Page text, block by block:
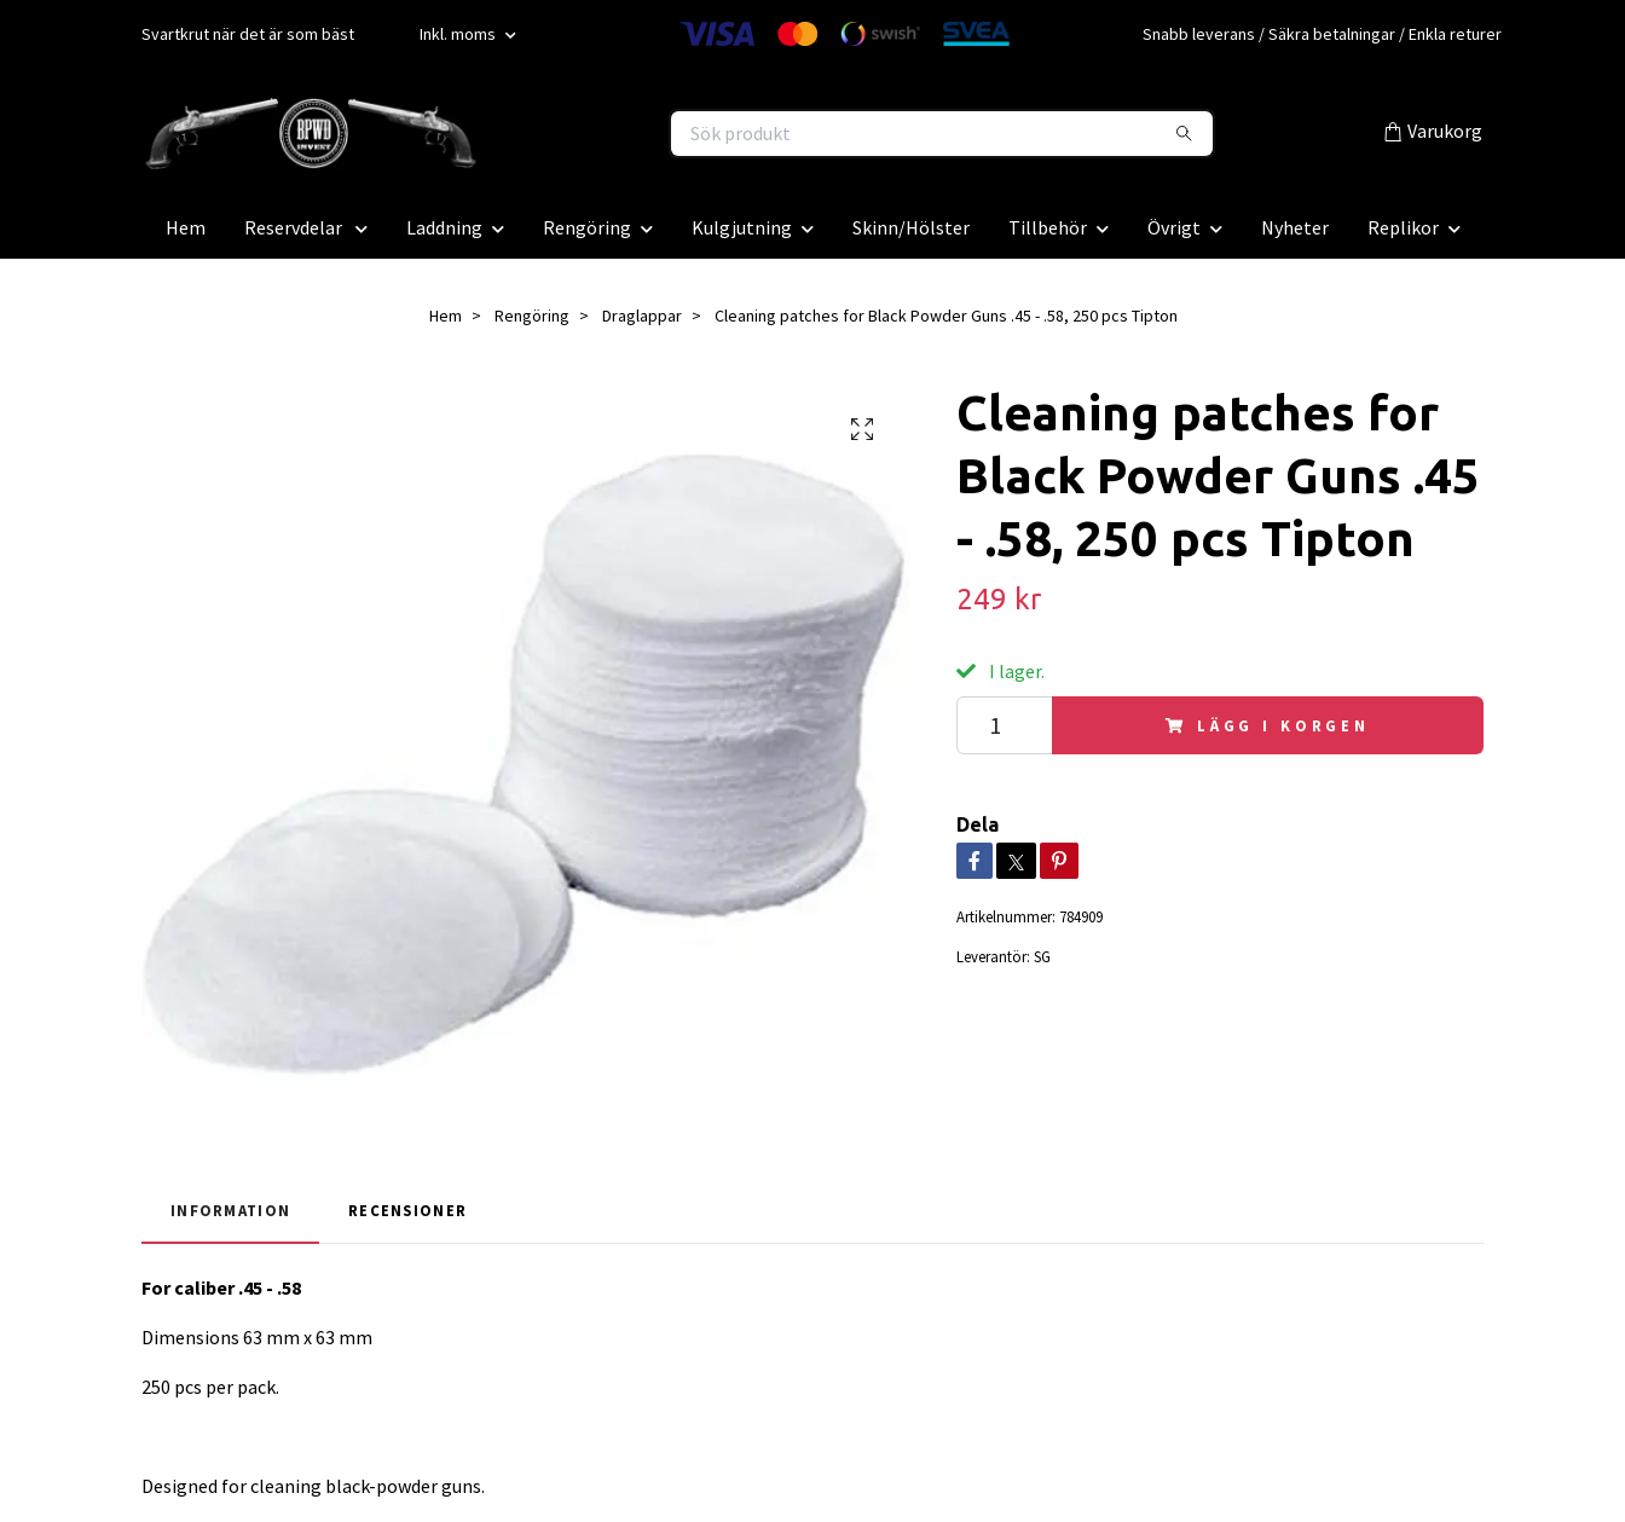
Svartkrut när det är som bäst Inkl. moms Snabb leverans / Säkra betalningar / Enkla returer
Varukorg
Hem Reservdelar Laddning Rengöring Kulgjutning Skinn/Hölster Tillbehör Övrigt Nyheter Replikor
Hem Rengöring Draglappar Cleaning patches for Black Powder Guns .45 - .58, 250 pcs Tipton
Cleaning patches for
Black Powder Guns .45
- .58, 250 pcs Tipton
249 kr
I lager.
LÄGG I KORGEN
Dela
Artikelnummer: 784909
Leverantör: SG
INFORMATION RECENSIONER
For caliber .45 - .58
Dimensions 63 mm x 63 mm
250 pcs per pack.
Designed for cleaning black-powder guns.